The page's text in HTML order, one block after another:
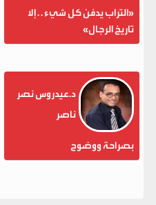
«التراب يدفن كل شيء . . إلا
تاريخ الرجال»
د.عيدروس نصر
ناصر
بصراحة ووضوح